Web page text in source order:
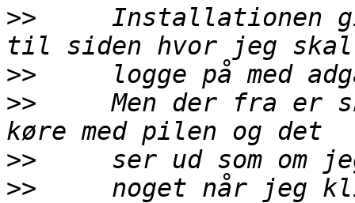
>>
Installationen
>>
>>
Men der fra er
>>
>>